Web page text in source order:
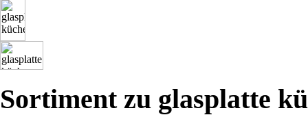
Sortiment zu glasplatte